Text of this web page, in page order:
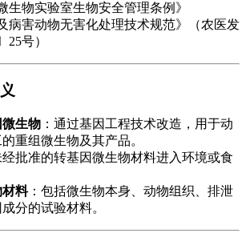
生物实验室生物安全管理条例》
病害动物无害化处理技术规范》（农医发
25号）
生物​ ​：通过基因工程技术改造，用于动
重组微生物及其产品。
经批准的转基因微生物材料进入环境或食
料​​：包括微生物本身、动物组织、排泄
分的试验材料。